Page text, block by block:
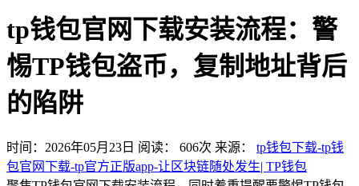
tp钱包官网下载安装流程：警
惕TP钱包盗币，复制地址背后
的陷阱
时间：2026年05月23日 阅读： 606次 来源： tp钱包下载-tp钱
包官网下载-tp官方正版app-让区块链随处发生| TP钱包